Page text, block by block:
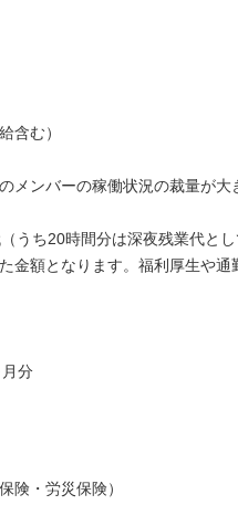
含む）
メンバーの稼働状況の裁量が大
うち20時間分は深夜残業代と
金額となります。福利厚生や通
分
険・労災保険）